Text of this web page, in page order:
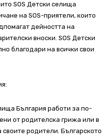
SOS Детски селища
на SOS-приятели, които
дейността на
вноски. SOS Детски
благодари на всички свои
България работи за по-
от родителска грижа или в
родители. Българското